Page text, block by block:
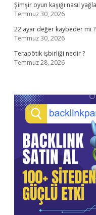
Şimşir oyun kaşığı nasıl
Temmuz 30, 2026
22 ayar değer kaybeder mi ?
Temmuz 30, 2026
Terapötik işbirliği nedir ?
Temmuz 28, 2026